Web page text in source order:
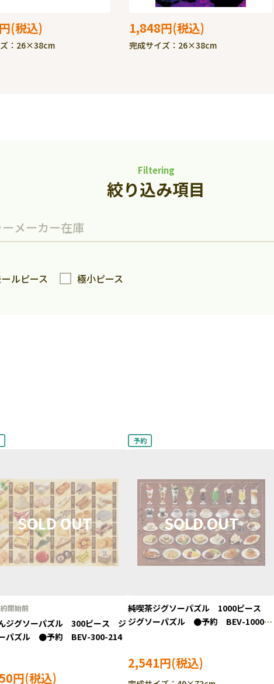
：26×38cm
1,848円
完成サイズ：26×38cm
Filtering
絞り込み項目
メーカー在庫
ルピース 極小ピース
ジグソーパズル 300ピース ジ
パズル ●予約 BEV-300-214
円
純喫茶ジグソーパズル 1000ピース
ジグソーパズル ●予約 BEV-1000-
2,541円